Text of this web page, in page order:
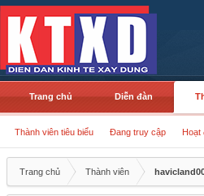
Trang chủ Diễn đàn
Thành viên tiêu biểu Đang truy cập Hoạt
Trang chủ Thành viên